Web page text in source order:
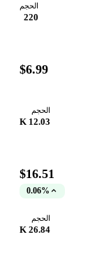
$6.99
$16.51
0.06%